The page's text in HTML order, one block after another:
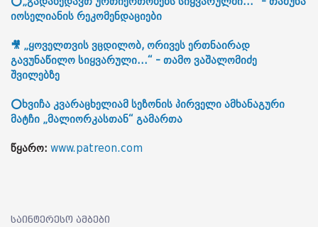
იოსელიანის რეკომენდაციები
🎥 „ყოველთვის ვცდილობ, ორივეს ერთნაირად
გავუნაწილო სიყვარული...“ - თამო ვაშალომიძე
შვილებზე
⭕ხვიჩა კვარაცხელიამ სეზონის პირველი ამხანაგური
მატჩი „მალიორკასთან“ გამართა
წყარო: www.patreon.com
საინტერესო ამბები